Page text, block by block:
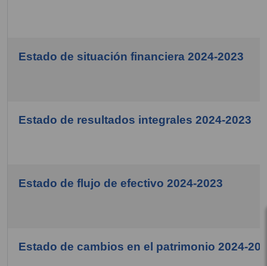
Estado de situación financiera 2024-2023
Estado de resultados integrales 2024-2023
Estado de flujo de efectivo 2024-2023
Estado de cambios en el patrimonio 2024-